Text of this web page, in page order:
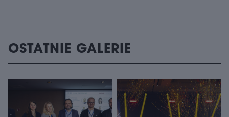
OSTATNIE GALERIE